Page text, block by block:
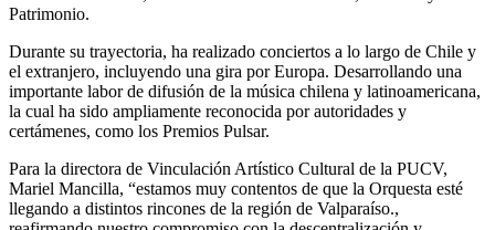
Patrimonio.
Durante su trayectoria, ha realizado conciertos a lo largo de Chile y
el extranjero, incluyendo una gira por Europa. Desarrollando una
importante labor de difusión de la música chilena y latinoamericana,
la cual ha sido ampliamente reconocida por autoridades y
certámenes, como los Premios Pulsar.
Para la directora de Vinculación Artístico Cultural de la PUCV,
Mariel Mancilla, “estamos muy contentos de que la Orquesta esté
llegando a distintos rincones de la región de Valparaíso.,